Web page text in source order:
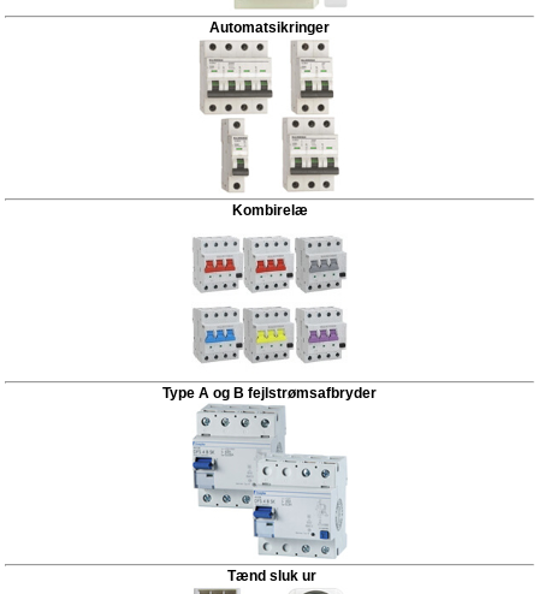
Automatsikringer
Kombirelæ
Type A og B fejlstrømsafbryder
Tænd sluk ur